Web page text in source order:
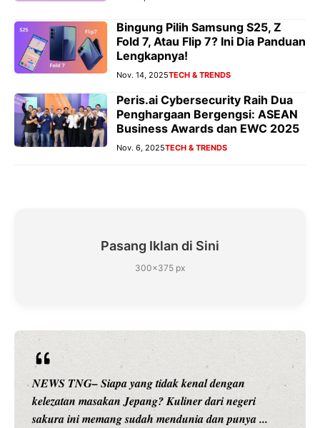
Bingung Pilih Samsung S25, Z
Fold 7, Atau Flip 7? Ini Dia Panduan
Lengkapnya!
Nov. 14, 2025TECH & TRENDS
Peris.ai Cybersecurity Raih Dua
Penghargaan Bergengsi: ASEAN
Business Awards dan EWC 2025
Nov. 6, 2025TECH & TRENDS
Pasang Iklan di Sini
300×375 px
NEWS TNG– Siapa sangka, dua nama besar di
hiburan, Nunung Srimulat dan Vicky Prasetyo,
merambah dunia kuliner dengan ...